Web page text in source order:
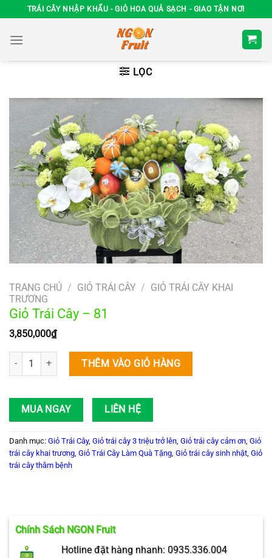
Chuyển
đến
nội
TRÁI CÂY NHẬP KHẨU - GIỎ HOA QUẢ SẠCH - GIAO TẬN NƠI
LỌC
TRANG CHỦ / GIỎ TRÁI CÂY / GIỎ TRÁI CÂY KHAI
TRƯƠNG
Giỏ Trái Cây – 81
3,850,000₫
Giỏ Trái Cây – 81 số lượngTHÊM VÀO GIỎ HÀNG
MUA NGAY LIÊN HỆ
Danh mục: Giỏ Trái Cây, Giỏ trái cây 3 triệu trở lên Giỏ trái cây cảm ơn Giỏ
trái cây khai trương Giỏ Trái Cây Làm Quà Tặng Giỏ trái cây sinh nhật Giỏ
trái cây thăm bệnh
Chính Sách NGON Fruit
Hotline đặt hàng nhanh: 0935.336.004